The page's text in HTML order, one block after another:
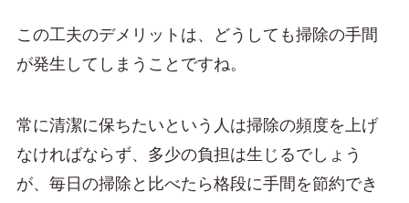
この工夫のデメリットは、どうしても掃除の手間
が発生してしまうことですね。
常に清潔に保ちたいという人は掃除の頻度を上げ
なければならず、多少の負担は生じるでしょう
が、毎日の掃除と比べたら格段に手間を節約でき